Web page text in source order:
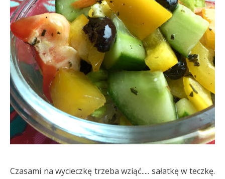
Czasami na wycieczkę trzeba wziąć..... sałatkę w teczkę.